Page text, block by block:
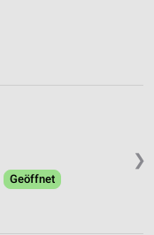
❯
Geöffnet